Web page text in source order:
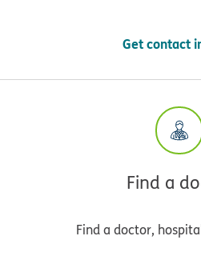
Get contact
Find a
Find a doctor,